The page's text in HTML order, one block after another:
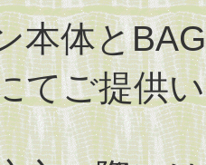
本体と
てご提供